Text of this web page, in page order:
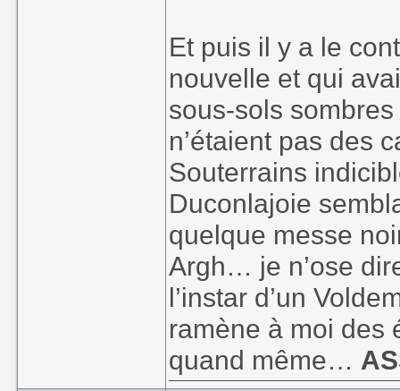
Et puis il y a le
nouvelle et qui
sous-sols
n’étaient pas des
Souterrains
Duconlajoie
quelque messe
Argh… je n’ose
l’instar d’un
ramène à moi
quand même…